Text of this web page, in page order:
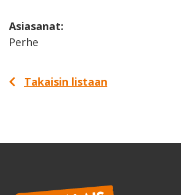
Asiasanat:
Perhe
Takaisin listaan